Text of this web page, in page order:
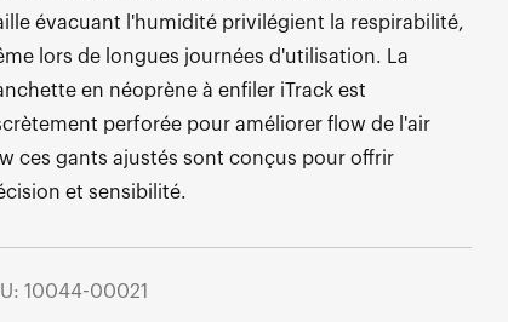
évacuant l'humidité privilégient la respirabilité,
lors de longues journées d'utilisation. La
en néoprène à enfiler iTrack est
perforée pour améliorer flow de l'air
ces gants ajustés sont conçus pour offrir
et sensibilité.
10044-00021